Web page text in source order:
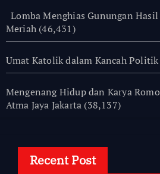
Lomba Menghias Gunungan
Meriah (46,431)
Umat Katolik dalam Kancah
Mengenang Hidup dan Karya
Atma Jaya Jakarta (38,137)
Recent Post